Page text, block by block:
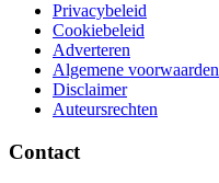
Privacybeleid
Cookiebeleid
Adverteren
Algemene voorwaarden
Disclaimer
Auteursrechten
Contact